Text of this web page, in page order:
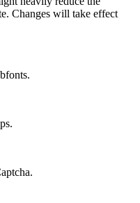
Changes will take effect